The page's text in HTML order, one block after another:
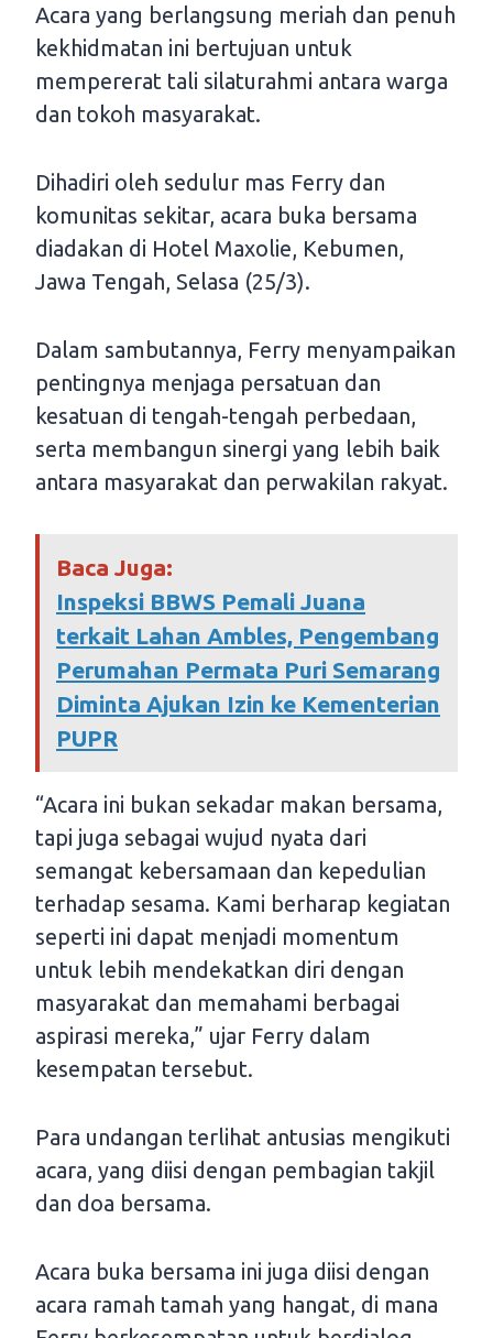
Acara yang berlangsung meriah dan penuh
kekhidmatan ini bertujuan untuk
mempererat tali silaturahmi antara warga
dan tokoh masyarakat.
Dihadiri oleh sedulur mas Ferry dan
komunitas sekitar, acara buka bersama
diadakan di Hotel Maxolie, Kebumen,
Jawa Tengah, Selasa (25/3).
Dalam sambutannya, Ferry menyampaikan
pentingnya menjaga persatuan dan
kesatuan di tengah-tengah perbedaan,
serta membangun sinergi yang lebih baik
antara masyarakat dan perwakilan rakyat.
Baca Juga:
Inspeksi BBWS Pemali Juana
terkait Lahan Ambles, Pengembang
Perumahan Permata Puri Semarang
Diminta Ajukan Izin ke Kementerian
PUPR
“Acara ini bukan sekadar makan bersama,
tapi juga sebagai wujud nyata dari
semangat kebersamaan dan kepedulian
terhadap sesama. Kami berharap kegiatan
seperti ini dapat menjadi momentum
untuk lebih mendekatkan diri dengan
masyarakat dan memahami berbagai
aspirasi mereka,” ujar Ferry dalam
kesempatan tersebut.
Para undangan terlihat antusias mengikuti
acara, yang diisi dengan pembagian takjil
dan doa bersama.
Acara buka bersama ini juga diisi dengan
acara ramah tamah yang hangat, di mana